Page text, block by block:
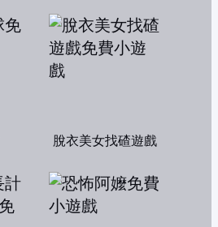
脫衣美女找碴遊戲